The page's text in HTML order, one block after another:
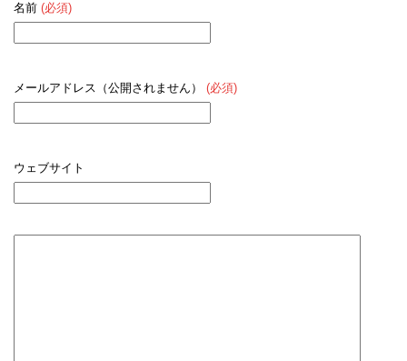
名前 (必須)
メールアドレス（公開されません） (必須)
ウェブサイト